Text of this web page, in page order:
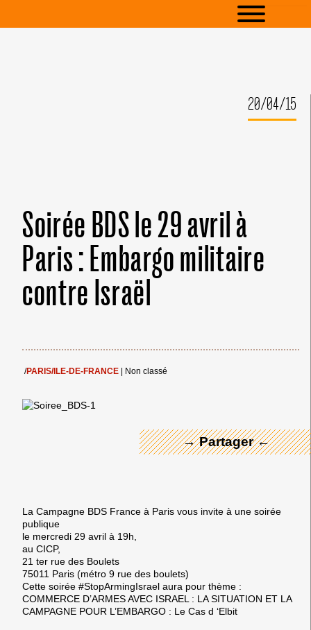
20/04/15
Soirée BDS le 29 avril à
Paris : Embargo militaire
contre Israël
/PARIS/ILE-DE-FRANCE Non classé
→ Partager ←
La Campagne BDS France à Paris vous invite à une soirée
publique
le mercredi 29 avril à 19h,
au CICP,
21 ter rue des Boulets
75011 Paris (métro 9 rue des boulets)
Cette soirée #StopArmingIsrael aura pour thème :
COMMERCE D’ARMES AVEC ISRAEL : LA SITUATION ET LA
CAMPAGNE POUR L’EMBARGO : Le Cas d ‘Elbit